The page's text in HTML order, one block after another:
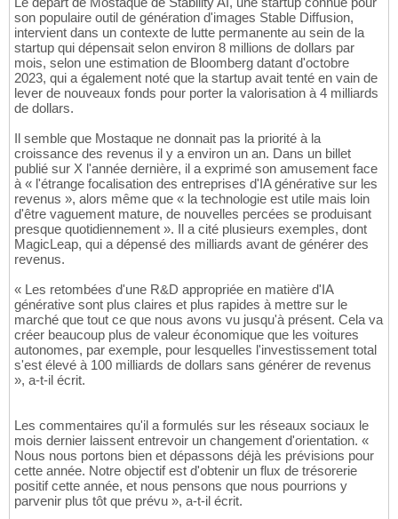
son populaire outil de génération d'images Stable Diffusion,
intervient dans un contexte de lutte permanente au sein de la
startup qui dépensait selon environ 8 millions de dollars par
mois, selon une estimation de Bloomberg datant d'octobre
2023, qui a également noté que la startup avait tenté en vain de
lever de nouveaux fonds pour porter la valorisation à 4 milliards
de dollars.
Il semble que Mostaque ne donnait pas la priorité à la
croissance des revenus il y a environ un an. Dans un billet
publié sur X l'année dernière, il a exprimé son amusement face
à « l'étrange focalisation des entreprises d'IA générative sur les
revenus », alors même que « la technologie est utile mais loin
d'être vaguement mature, de nouvelles percées se produisant
presque quotidiennement ». Il a cité plusieurs exemples, dont
MagicLeap, qui a dépensé des milliards avant de générer des
revenus.
« Les retombées d'une R&D appropriée en matière d'IA
générative sont plus claires et plus rapides à mettre sur le
marché que tout ce que nous avons vu jusqu'à présent. Cela va
créer beaucoup plus de valeur économique que les voitures
autonomes, par exemple, pour lesquelles l'investissement total
s'est élevé à 100 milliards de dollars sans générer de revenus
», a-t-il écrit.
Les commentaires qu'il a formulés sur les réseaux sociaux le
mois dernier laissent entrevoir un changement d'orientation. «
Nous nous portons bien et dépassons déjà les prévisions pour
cette année. Notre objectif est d'obtenir un flux de trésorerie
positif cette année, et nous pensons que nous pourrions y
parvenir plus tôt que prévu », a-t-il écrit.